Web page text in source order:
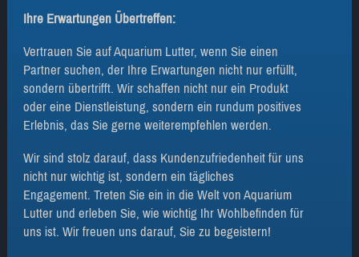
Ihre Erwartungen Übertreffen:
Vertrauen Sie auf Aquarium Lutter, wenn Sie einen
Partner suchen, der Ihre Erwartungen nicht nur erfüllt,
sondern übertrifft. Wir schaffen nicht nur ein Produkt
oder eine Dienstleistung, sondern ein rundum positives
Erlebnis, das Sie gerne weiterempfehlen werden.
Wir sind stolz darauf, dass Kundenzufriedenheit für uns
nicht nur wichtig ist, sondern ein tägliches
Engagement. Treten Sie ein in die Welt von Aquarium
Lutter und erleben Sie, wie wichtig Ihr Wohlbefinden für
uns ist. Wir freuen uns darauf, Sie zu begeistern!